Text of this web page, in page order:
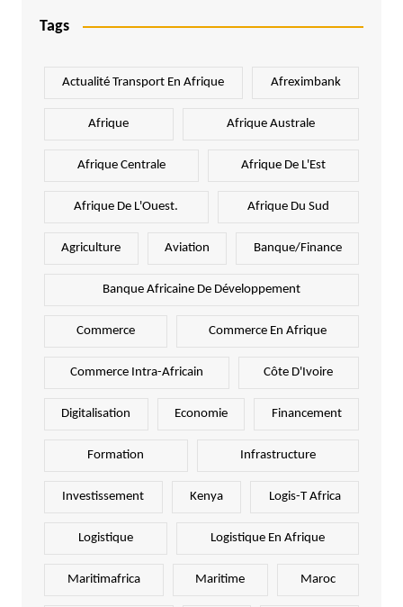
Tags
Actualité Transport En Afrique Afreximbank
Afrique Afrique Australe
Afrique Centrale Afrique De L'Est
Afrique De L'Ouest. Afrique Du Sud
Agriculture Aviation Banque/Finance
Banque Africaine De Développement
Commerce Commerce En Afrique
Commerce Intra-Africain Côte D'Ivoire
Digitalisation Economie Financement
Formation Infrastructure
Investissement Kenya Logis-T Africa
Logistique Logistique En Afrique
Maritimafrica Maritime Maroc